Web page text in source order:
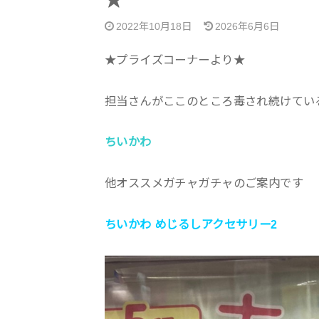
2022年10月18日 2026年6月6日
★プライズコーナーより★
担当さんがここのところ毒され続けてい
ちいかわ
他オススメガチャガチャのご案内です
ちいかわ めじるしアクセサリー2